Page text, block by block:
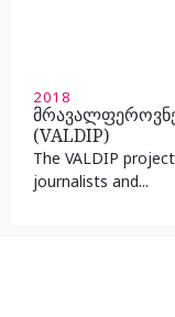
2018
(VALDIP)
The VALDIP
journalists and...